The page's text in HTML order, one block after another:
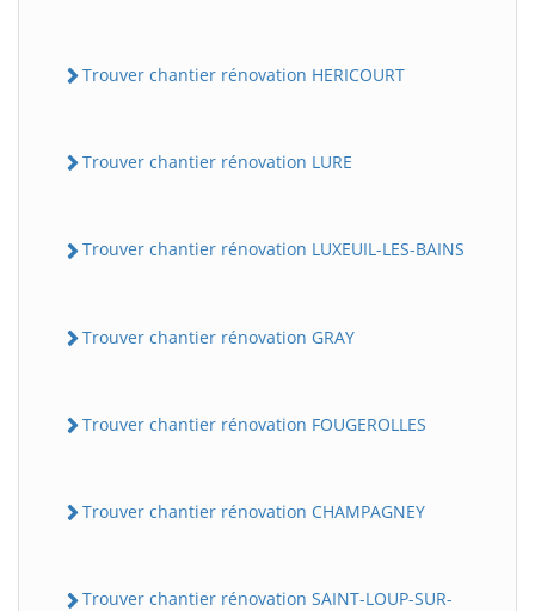
Trouver chantier rénovation HERICOURT
Trouver chantier rénovation LURE
Trouver chantier rénovation LUXEUIL-LES-BAINS
Trouver chantier rénovation GRAY
Trouver chantier rénovation FOUGEROLLES
Trouver chantier rénovation CHAMPAGNEY
Trouver chantier rénovation SAINT-LOUP-SUR-